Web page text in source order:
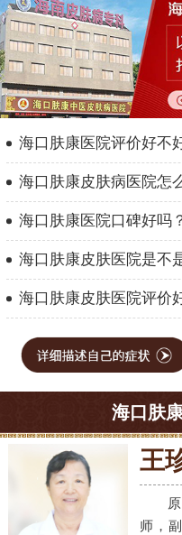
海口肤康医院评价好不
海口肤康皮肤病医院怎
海口肤康医院口碑好吗
海口肤康皮肤医院是不
海口肤康皮肤医院评价
海口肤
王
师，